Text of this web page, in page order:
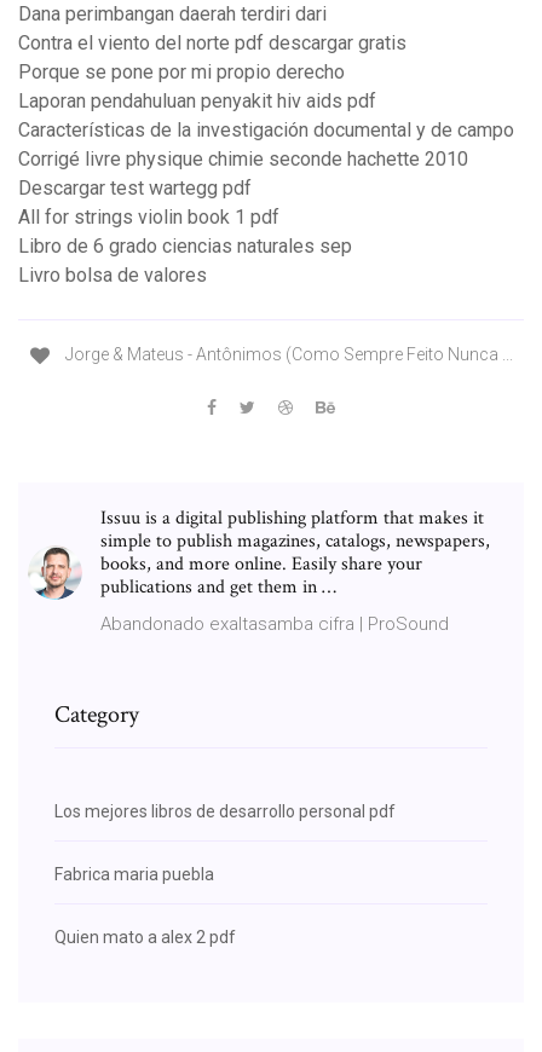
Dana perimbangan daerah terdiri dari
Contra el viento del norte pdf descargar gratis
Porque se pone por mi propio derecho
Laporan pendahuluan penyakit hiv aids pdf
Características de la investigación documental y de campo
Corrigé livre physique chimie seconde hachette 2010
Descargar test wartegg pdf
All for strings violin book 1 pdf
Libro de 6 grado ciencias naturales sep
Livro bolsa de valores
Jorge & Mateus - Antônimos (Como Sempre Feito Nunca ...
Issuu is a digital publishing platform that makes it
simple to publish magazines, catalogs, newspapers,
books, and more online. Easily share your
publications and get them in …
Abandonado exaltasamba cifra | ProSound
Category
Los mejores libros de desarrollo personal pdf
Fabrica maria puebla
Quien mato a alex 2 pdf